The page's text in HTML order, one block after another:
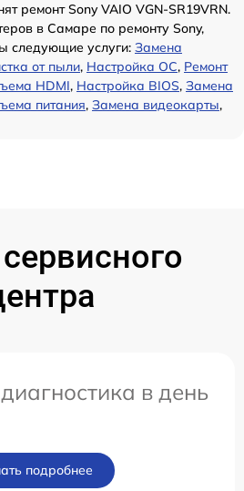
ремонт Sony VAIO VGN-SR19VRN.
в Самаре по ремонту Sony,
следующие услуги: Замена
от пыли, Настройка ОС, Ремонт
HDMI, Настройка BIOS, Замена
питания, Замена видеокарты,
в день
подробнее